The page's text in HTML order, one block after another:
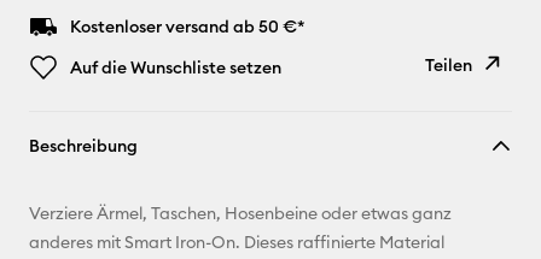
Kostenloser versand ab 50 €*
Auf die Wunschliste setzen
Teilen
Adresse
Beschreibung
Verziere Ärmel, Taschen, Hosenbeine oder etwas ganz
anderes mit Smart Iron-On. Dieses raffinierte Material